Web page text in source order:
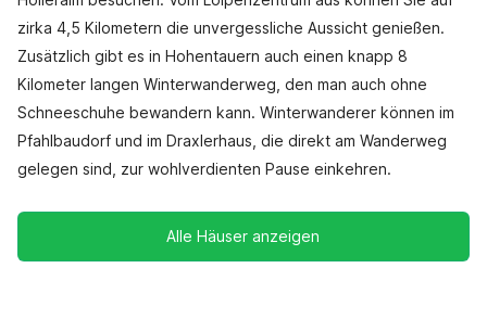
zirka 4,5 Kilometern die unvergessliche Aussicht genießen.
Zusätzlich gibt es in Hohentauern auch einen knapp 8
Kilometer langen Winterwanderweg, den man auch ohne
Schneeschuhe bewandern kann. Winterwanderer können im
Pfahlbaudorf und im Draxlerhaus, die direkt am Wanderweg
gelegen sind, zur wohlverdienten Pause einkehren.
Alle Häuser anzeigen